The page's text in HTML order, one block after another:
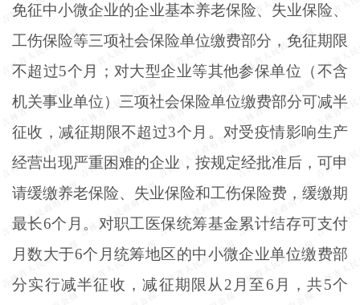
免征中小微企业的企业基本养老保险、失业保险、
工伤保险等三项社会保险单位缴费部分，免征期限
不超过5个月；对大型企业等其他参保单位（不含
机关事业单位）三项社会保险单位缴费部分可减半
征收，减征期限不超过3个月。对受疫情影响生产
经营出现严重困难的企业，按规定经批准后，可申
请缓缴养老保险、失业保险和工伤保险费，缓缴期
最长6个月。对职工医保统筹基金累计结存可支付
月数大于6个月统筹地区的中小微企业单位缴费部
分实行减半征收，减征期限从2月至6月，共5个